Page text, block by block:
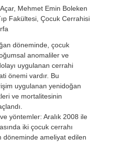
Açar, Mehmet Emin Boleken
Fakültesi, Çocuk Cerrahisi
döneminde, çocuk
anomaliler ve
uygulanan cerrahi
önemi vardır. Bu
uygulanan yenidoğan
ve mortalitesinin
yöntemler: Aralık 2008 ile
iki çocuk cerrahı
döneminde ameliyat edilen